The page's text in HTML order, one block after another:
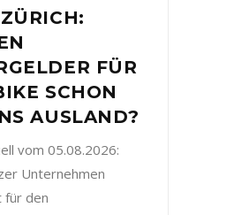
FÜR
SCHON
AUSLAND?
vom 05.08.2026:
Unternehmen
für den